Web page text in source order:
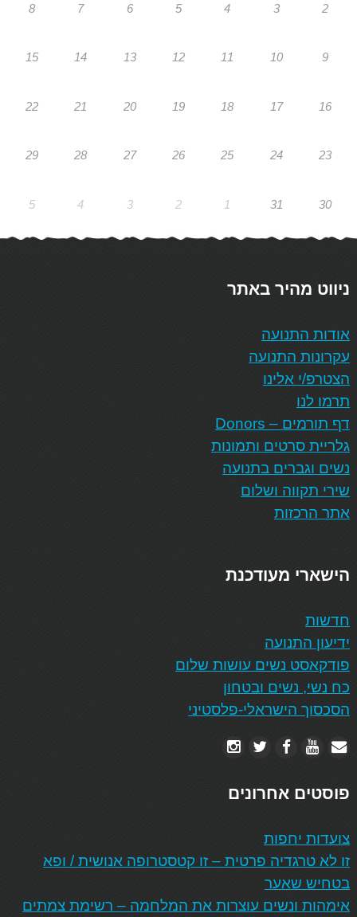
2
3
4
5
6
7
8
9
10
11
12
13
14
15
16
17
18
19
20
21
22
23
24
25
26
27
28
29
30
31
1
2
3
4
5
ניווט מהיר באתר
אודות התנועה
עקרונות התנועה
הצטרפ/י אלינו
תרמו לנו
דף תורמים – Donors
גלריית סרטים ותמונות
נשים וגברים בתנועה
שירי תקווה ושלום
אתר הרכזות
הישארי מעודכנת
חדשות
ידיעון התנועה
פודקאסט נשים עושות שלום
כח נשי, נשים ובטחון
הסכסוך הישראלי-פלסטיני
פוסטים אחרונים
צועדות יחפות
זו לא טרגדיה פרטית – זו קטסטרופה אנושית / ופא
בטחיש שאער
אימהות ונשים עוצרות את המלחמה – רשימת צמתים